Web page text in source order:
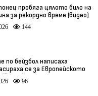
пробяга цялото било на
за рекордно време (видео)
144
по бейзбол написаха
се за Европейското
96